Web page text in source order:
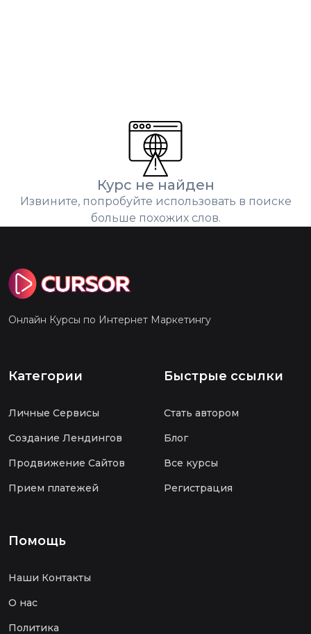
Курс не найден
Извините, попробуйте использовать в поиске
больше похожих слов.
Онлайн Курсы по Интернет Маркетингу
Категории
Личные Сервисы
Создание Лендингов
Продвижение Сайтов
Прием платежей
Быстрые ссылки
Стать автором
Блог
Все курсы
Регистрация
Помощь
Наши Контакты
О нас
Политика